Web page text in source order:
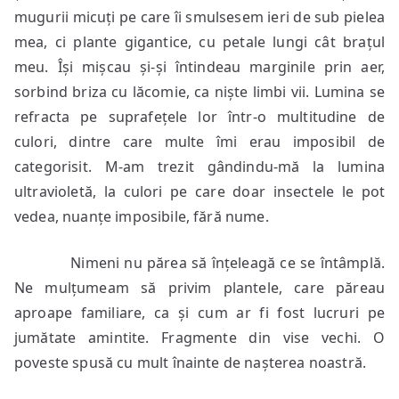
mugurii micuți pe care îi smulsesem ieri de sub pielea
mea, ci plante gigantice, cu petale lungi cât brațul
meu. Își mișcau și-și întindeau marginile prin aer,
sorbind briza cu lăcomie, ca niște limbi vii. Lumina se
refracta pe suprafețele lor într-o multitudine de
culori, dintre care multe îmi erau imposibil de
categorisit. M-am trezit gândindu-mă la lumina
ultravioletă, la culori pe care doar insectele le pot
vedea, nuanțe imposibile, fără nume.
Nimeni nu părea să înțeleagă ce se întâmplă.
Ne mulțumeam să privim plantele, care păreau
aproape familiare, ca și cum ar fi fost lucruri pe
jumătate amintite. Fragmente din vise vechi. O
poveste spusă cu mult înainte de nașterea noastră.